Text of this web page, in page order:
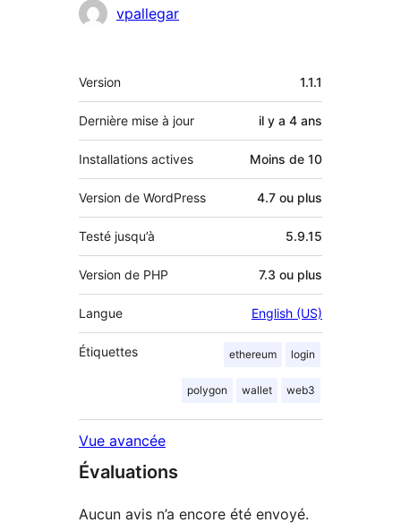
Contributeurs
vpallegar
Méta
Version 1.1.1
Dernière mise à jour il y a 4 ans
Installations actives Moins de 10
Version de WordPress 4.7 ou plus
Testé jusqu’à 5.9.15
Version de PHP 7.3 ou plus
Langue English (US)
Étiquettes ethereum login
polygon wallet web3
Vue avancée
Évaluations
Aucun avis n’a encore été envoyé.